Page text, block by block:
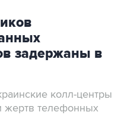
задержаны в
колл-центры
жертв телефонных